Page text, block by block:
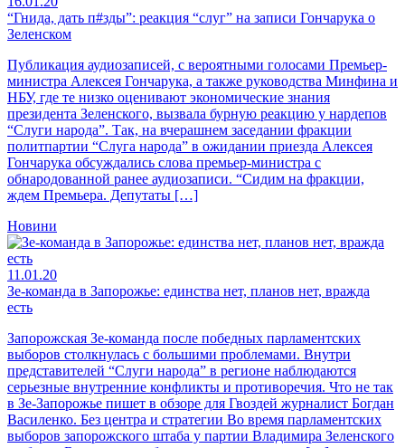
“Гнида, дать п#зды”: реакция “слуг” на записи Гончарука о
Зеленском
Публикация аудиозаписей, с вероятными голосами Премьер-
министра Алексея Гончарука, а также руководства Минфина и
НБУ, где те низко оценивают экономические знания
президента Зеленского, вызвала бурную реакцию у нардепов
“Слуги народа”. Так, на вчерашнем заседании фракции
политпартии “Слуга народа” в ожидании приезда Алексея
Гончарука обсуждались слова премьер-министра с
обнародованной ранее аудиозаписи. “Сидим на фракции,
ждем Премьера. Депутаты […]
Новини
11.01.20
Зе-команда в Запорожье: единства нет, планов нет, вражда
есть
Запорожская Зе-команда после победных парламентских
выборов столкнулась с большими проблемами. Внутри
представителей “Слуги народа” в регионе наблюдаются
серьезные внутренние конфликты и противоречия. Что не так
в Зе-Запорожье пишет в обзоре для Гвоздей журналист Богдан
Василенко. Без центра и стратегии Во время парламентских
выборов запорожского штаба у партии Владимира Зеленского